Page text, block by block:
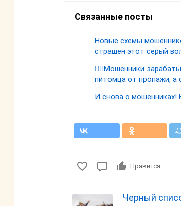
Связанные посты
Новые схемы
страшен этот серый
🐕‍🦺Мошенники
питомца от пропажи, а
И снова о
Нравится
Черный